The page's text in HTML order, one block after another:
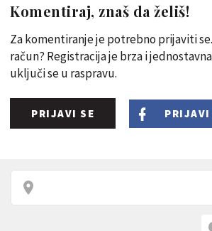
Komentiraj, znaš da želiš!
Za komentiranje je potrebno prijaviti
račun? Registracija je brza i
uključi se u raspravu.
PRIJAVI SE PRIJAVI